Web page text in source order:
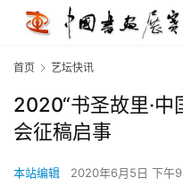
首页 艺坛快讯
2020“书圣故里·中
会征稿启事
本站编辑 2020年6月5日 下午